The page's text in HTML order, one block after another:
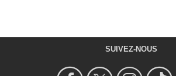
SUIVEZ-NOUS